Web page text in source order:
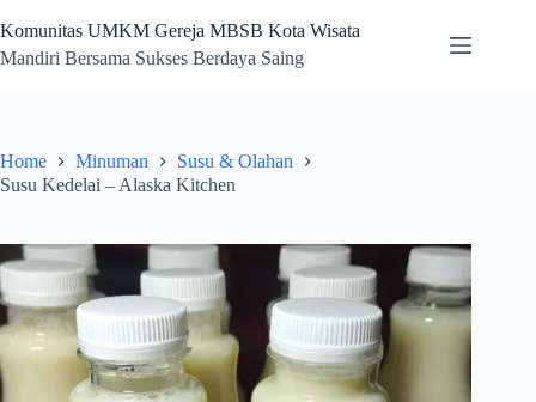
to
content
Komunitas UMKM Gereja MBSB Kota Wisata
Mandiri Bersama Sukses Berdaya Saing
Home Minuman
Susu & Olahan
Susu Kedelai – Alaska Kitchen